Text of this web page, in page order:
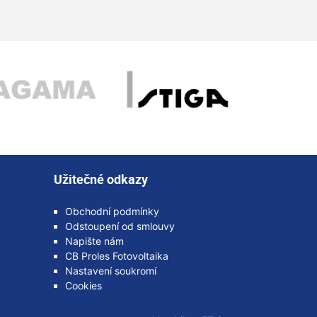
Užitečné odkazy
Obchodní podmínky
Odstoupení od smlouvy
Napište nám
CB Proles Fotovoltaika
Nastavení soukromí
Cookies